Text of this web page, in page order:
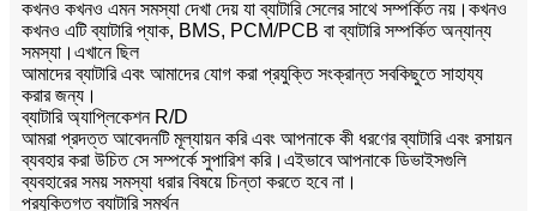
কখনও কখনও এমন সমস্যা দেখা দেয় যা ব্যাটারি সেলের সাথে সম্পর্কিত নয়।কখনও
কখনও এটি ব্যাটারি প্যাক, BMS, PCM/PCB বা ব্যাটারি সম্পর্কিত অন্যান্য
সমস্যা।এখানে ছিল
আমাদের ব্যাটারি এবং আমাদের যোগ করা প্রযুক্তি সংক্রান্ত সবকিছুতে সাহায্য
করার জন্য।
ব্যাটারি অ্যাপ্লিকেশন R/D
আমরা প্রদত্ত আবেদনটি মূল্যায়ন করি এবং আপনাকে কী ধরণের ব্যাটারি এবং রসায়ন
ব্যবহার করা উচিত সে সম্পর্কে সুপারিশ করি।এইভাবে আপনাকে ডিভাইসগুলি
ব্যবহারের সময় সমস্যা ধরার বিষয়ে চিন্তা করতে হবে না।
প্রযুক্তিগত ব্যাটারি সমর্থন